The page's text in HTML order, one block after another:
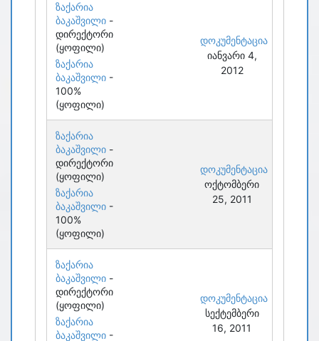
ზაქარია
ბაკაშვილი -
დირექტორი
(ყოფილი)
ზაქარია
ბაკაშვილი -
100%
(ყოფილი)
დოკუმენტაცია
იანვარი 4,
2012
ზაქარია
ბაკაშვილი -
დირექტორი
(ყოფილი)
ზაქარია
ბაკაშვილი -
100%
(ყოფილი)
დოკუმენტაცია
ოქტომბერი
25, 2011
ზაქარია
ბაკაშვილი -
დირექტორი
(ყოფილი)
ზაქარია
ბაკაშვილი -
დოკუმენტაცია
სექტემბერი
16, 2011